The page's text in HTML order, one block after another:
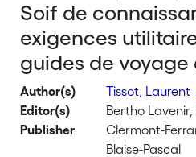
Soif de
exigences
guides de voyage
Author(s) Tissot, Laurent
Editor(s)
Bertho
Publisher
Clermont-
Blaise-Pascal